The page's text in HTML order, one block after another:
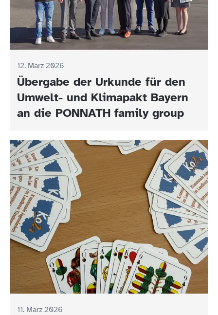
12. März 2026
Übergabe der Urkunde für den
Umwelt- und Klimapakt Bayern
an die PONNATH family group
11. März 2026